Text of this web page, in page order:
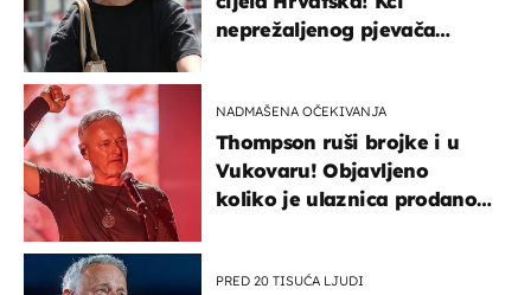
neprežaljenog pjevača
NADMAŠENA OČEKIVANJA
Thompson ruši brojke i u
Vukovaru! Objavljeno
koliko je ulaznica prodano
PRED 20 TISUĆA LJUDI